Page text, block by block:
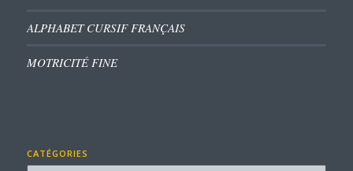
ALPHABET CURSIF FRANÇAIS
MOTRICITÉ FINE
CATÉGORIES